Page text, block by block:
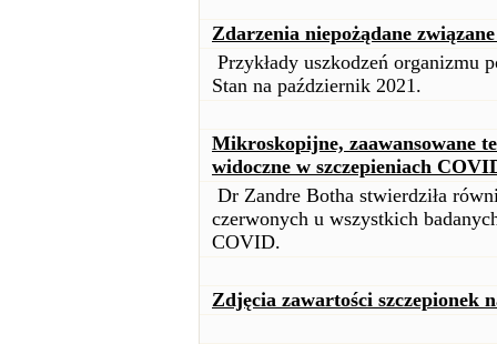
Zdarzenia niepożądane
Przykłady uszkodzeń organizmu
Stan na październik 2021.
Mikroskopijne, zaawansowane
widoczne w szczepieniach
Dr Zandre Botha stwierdziła
czerwonych u wszystkich
COVID.
Zdjęcia zawartości szczepionek